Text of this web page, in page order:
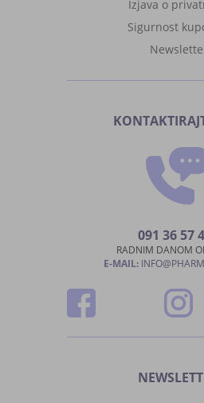
Izjava o
Sigurnost
091 36 57
RADNIM DANOM
E-MAIL: